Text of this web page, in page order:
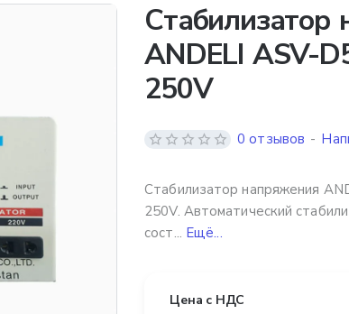
Стабилизатор
ANDELI ASV-
250V
Стабилизатор напряжения
250V. Автоматический
сост... Ещё...
0 отзывов -
Цена с НДС